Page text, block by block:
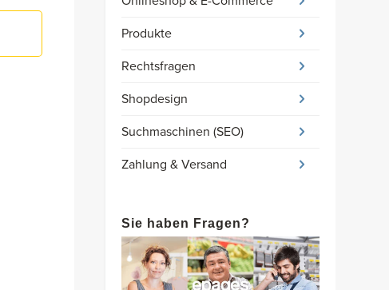
Produkte
Rechtsfragen
Shopdesign
Suchmaschinen (SEO)
Zahlung & Versand
Sie haben Fragen?